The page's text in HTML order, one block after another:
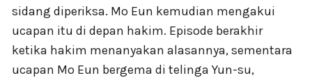
sidang diperiksa. Mo Eun kemudian mengakui
ucapan itu di depan hakim. Episode berakhir
ketika hakim menanyakan alasannya, sementara
ucapan Mo Eun bergema di telinga Yun-su,